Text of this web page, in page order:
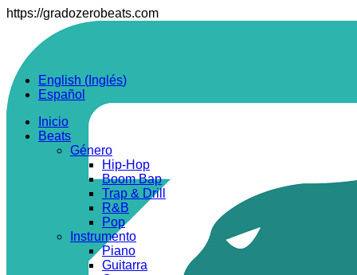
https://gradozerobeats.com
English ( Inglés)
Español
Inicio
Beats
Género
Hip-Hop
Boom Bap
Trap & Drill
R&B
Pop
Instrumento
Piano
Guitarra